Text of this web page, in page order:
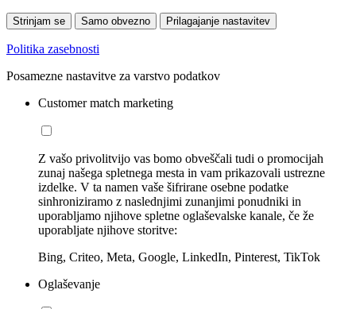
Strinjam se Samo obvezno Prilagajanje nastavitev
Politika zasebnosti
Posamezne nastavitve za varstvo podatkov
Customer match marketing
Z vašo privolitvijo vas bomo obveščali tudi o promocijah
zunaj našega spletnega mesta in vam prikazovali ustrezne
izdelke. V ta namen vaše šifrirane osebne podatke
sinhroniziramo z naslednjimi zunanjimi ponudniki in
uporabljamo njihove spletne oglaševalske kanale, če že
uporabljate njihove storitve:
Bing, Criteo, Meta, Google, LinkedIn, Pinterest, TikTok
Oglaševanje